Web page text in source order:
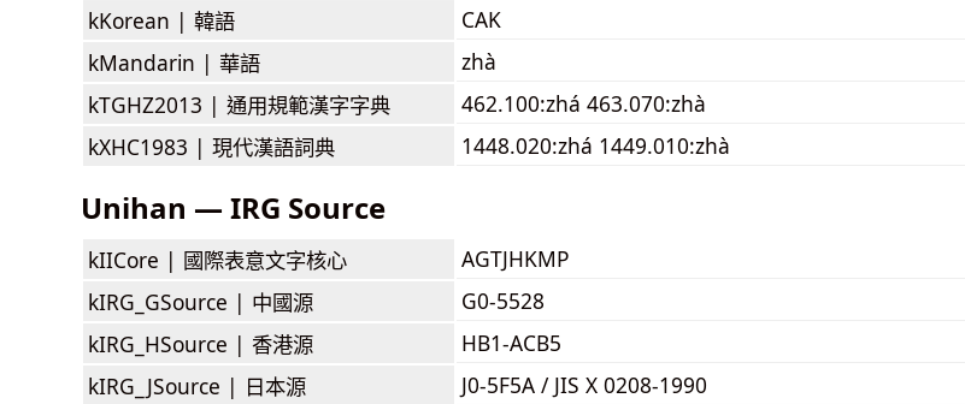
kKorean | 韓語
CAK
kMandarin | 華語
zhà
kTGHZ2013 | 通用規範漢字字典
462.100:zhá 463.070:zhà
kXHC1983 | 現代漢語詞典 1448.020:zhá 1449.010:zhà
Unihan — IRG Source
kIICore | 國際表意文字核心
AGTJHKMP
kIRG_GSource | 中國源
G0-5528
kIRG_HSource | 香港源
HB1-ACB5
kIRG_JSource | 日本源
J0-5F5A / JIS X 0208-1990